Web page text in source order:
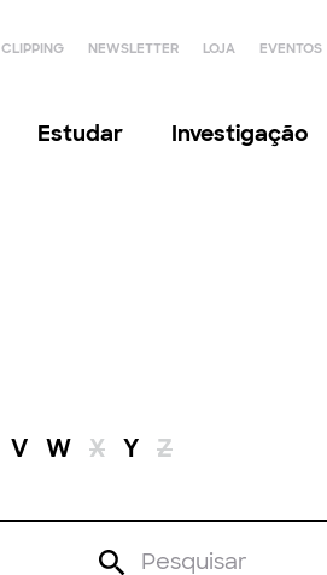
CLIPPING NEWSLETTER LOJA EVENTOS
Estudar Investigação
V W X Y Z